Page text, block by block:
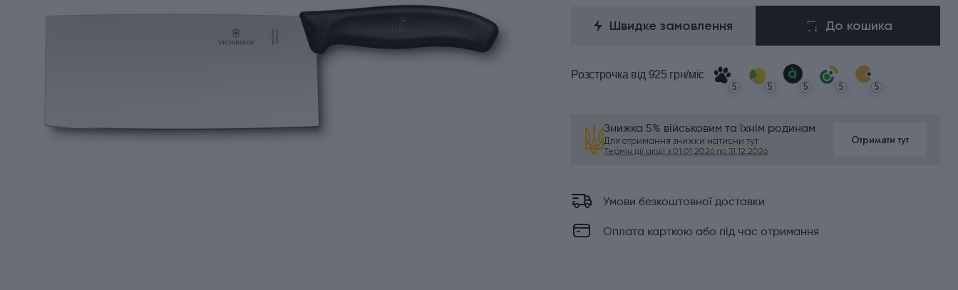
Швидке замовлення До кошика
Розстрочка від 925 грн/міс
5 5 5 5 5
Знижка 5% військовим та їхнім родинам
Для отримання знижки натисни тут
Термін дії акції з 01.01.2026 по 31.12.2026
Отримати тут
Умови безкоштовної доставки
Оплата карткою або під час отримання